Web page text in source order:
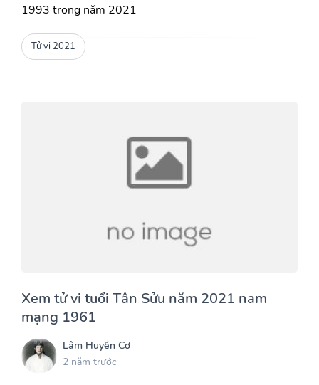
1993 trong năm 2021
Tử vi 2021
Xem tử vi tuổi Tân Sửu năm 2021 nam
mạng 1961
Lâm Huyền Cơ
2 năm trước